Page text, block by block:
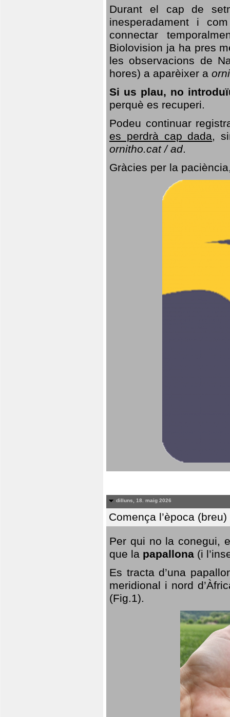
Durant el cap de
inesperadament i
connectar
Biolovision ja ha pres
les observacions de
hores) a aparèixer a
Si us plau, no
perquè es recuperi.
Podeu continuar
es perdrà cap dada,
ornitho.cat / ad.
Gràcies per la
dilluns, 18. maig 2026
Comença l’època
Per qui no la conegui,
que la papallona (i
Es tracta d’una
meridional i nord
(Fig.1).